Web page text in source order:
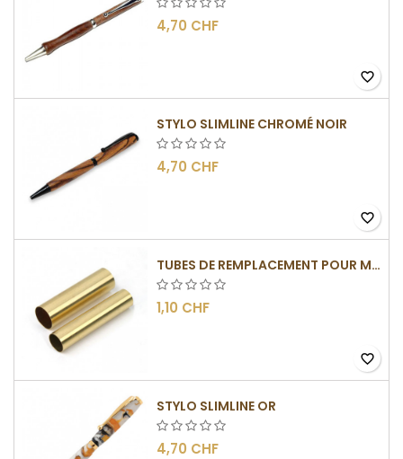
4,70 CHF
favorite_border
STYLO SLIMLINE CHROMÉ NOIR
4,70 CHF
favorite_border
TUBES DE REMPLACEMENT POUR MÉCANISME SLIMLINE
1,10 CHF
favorite_border
STYLO SLIMLINE OR
4,70 CHF